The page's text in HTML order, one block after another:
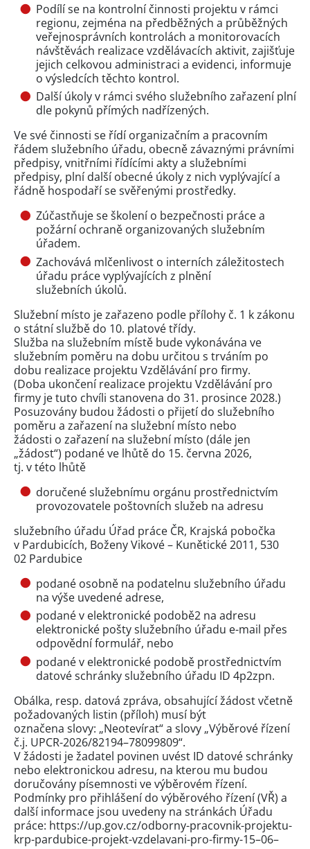
Podílí se na kontrolní činnosti projektu v rámci
regionu, zejména na předběžných a průběžných
veřejnosprávních kontrolách a monitorovacích
návštěvách realizace vzdělávacích aktivit, zajišťuje
jejich celkovou administraci a evidenci, informuje
o výsledcích těchto kontrol.
Další úkoly v rámci svého služebního zařazení plní
dle pokynů přímých nadřízených.
Ve své činnosti se řídí organizačním a pracovním
řádem služebního úřadu, obecně závaznými právními
předpisy, vnitřními řídícími akty a služebními
předpisy, plní další obecné úkoly z nich vyplývající a
řádně hospodaří se svěřenými prostředky.
Zúčastňuje se školení o bezpečnosti práce a
požární ochraně organizovaných služebním
úřadem.
Zachovává mlčenlivost o interních záležitostech
úřadu práce vyplývajících z plnění
služebních úkolů.
Služební místo je zařazeno podle přílohy č. 1 k zákonu
o státní službě do 10. platové třídy.
Služba na služebním místě bude vykonávána ve
služebním poměru na dobu určitou s trváním po
dobu realizace projektu Vzdělávání pro firmy.
(Doba ukončení realizace projektu Vzdělávání pro
firmy je tuto chvíli stanovena do 31. prosince 2028.)
Posuzovány budou žádosti o přijetí do služebního
poměru a zařazení na služební místo nebo
žádosti o zařazení na služební místo (dále jen
„žádost“) podané ve lhůtě do 15. června 2026,
tj. v této lhůtě
doručené služebnímu orgánu prostřednictvím
provozovatele poštovních služeb na adresu
služebního úřadu Úřad práce ČR, Krajská pobočka
v Pardubicích, Boženy Vikové – Kunětické 2011, 530
02 Pardubice
podané osobně na podatelnu služebního úřadu
na výše uvedené adrese,
podané v elektronické podobě2 na adresu
elektronické pošty služebního úřadu e-mail přes
odpovědní formulář, nebo
podané v elektronické podobě prostřednictvím
datové schránky služebního úřadu ID 4p2zpn.
Obálka, resp. datová zpráva, obsahující žádost včetně
požadovaných listin (příloh) musí být
označena slovy: „Neotevírat“ a slovy „Výběrové řízení
č.j. UPCR-2026/82194–78099809“.
V žádosti je žadatel povinen uvést ID datové schránky
nebo elektronickou adresu, na kterou mu budou
doručovány písemnosti ve výběrovém řízení.
Podmínky pro přihlášení do výběrového řízení (VŘ) a
další informace jsou uvedeny na stránkách Úřadu
práce: https://up.gov.cz/odborny-pracovnik-projektu-
krp-pardubice-projekt-vzdelavani-pro-firmy-15–06–